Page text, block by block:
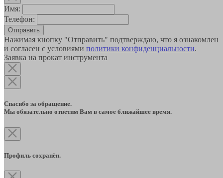
Имя:
Телефон:
Отправить
Нажимая кнопку "Отправить" подтверждаю, что я ознакомлен
и согласен с условиями политики конфиденциальности.
Заявка на прокат инструмента
Спасибо за обращение.
Мы обязательно ответим Вам в самое ближайшее время.
Профиль сохранён.